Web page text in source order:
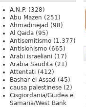
A.N.P. (328)
Abu Mazen (251)
Ahmadinejad (98)
Al Qaida (95)
Antisemitismo (1.377)
Antisionismo (665)
Arabi israeliani (17)
Arabia Saudita (21)
Attentati (412)
Bashar el Assad (45)
causa palestinese (2)
Cisgiordania/Giudea e
Samaria/West Bank